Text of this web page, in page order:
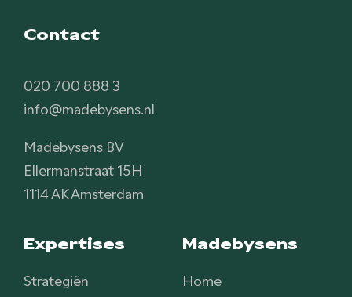
Contact
020 700 888 3
info@madebysens.nl
Madebysens BV
Ellermanstraat 15H
1114 AK Amsterdam
Expertises
Strategiën
Madebysens
Home